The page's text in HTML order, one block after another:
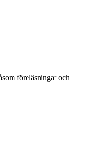
föreläsningar och